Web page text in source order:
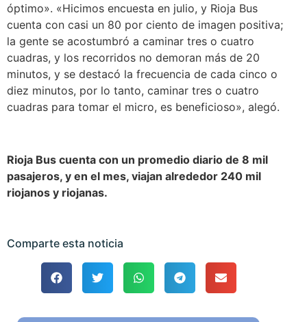
óptimo». «Hicimos encuesta en julio, y Rioja Bus
cuenta con casi un 80 por ciento de imagen positiva;
la gente se acostumbró a caminar tres o cuatro
cuadras, y los recorridos no demoran más de 20
minutos, y se destacó la frecuencia de cada cinco o
diez minutos, por lo tanto, caminar tres o cuatro
cuadras para tomar el micro, es beneficioso», alegó.
Rioja Bus cuenta con un promedio diario de 8 mil
pasajeros, y en el mes, viajan alrededor 240 mil
riojanos y riojanas.
Comparte esta noticia